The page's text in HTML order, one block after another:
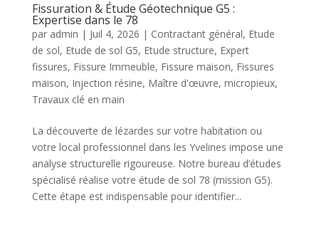
Fissuration & Étude Géotechnique G5 :
Expertise dans le 78
par admin | Juil 4, 2026 | Contractant général, Etude
de sol, Etude de sol G5, Etude structure, Expert
fissures, Fissure Immeuble, Fissure maison, Fissures
maison, Injection résine, Maître d'œuvre, micropieux,
Travaux clé en main
La découverte de lézardes sur votre habitation ou
votre local professionnel dans les Yvelines impose une
analyse structurelle rigoureuse. Notre bureau d’études
spécialisé réalise votre étude de sol 78 (mission G5).
Cette étape est indispensable pour identifier...